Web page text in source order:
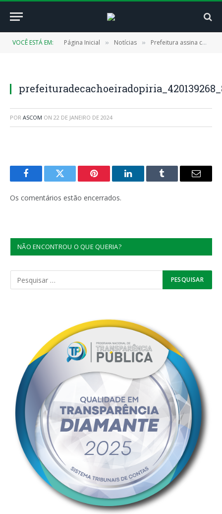
VOCÊ ESTÁ EM: Página Inicial » Notícias » Prefeitura assina convênio com o Governo do Estado: Cachoeira vai participar do Programa Creche por Todo o Pará
POR ASCOM ON 22 DE JANEIRO DE 2024
FacebookTwitter Pinterest LinkedInTumblr
E-
Os comentários estão encerrados.
NÃO ENCONTROU O QUE QUERIA?